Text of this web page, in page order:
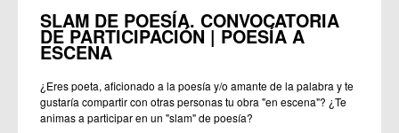
SLAM DE POESÍA. CONVOCATORIA
DE PARTICIPACIÓN | POESÍA A
ESCENA
¿Eres poeta, aficionado a la poesía y/o amante de la palabra y te
gustaría compartir con otras personas tu obra "en escena"? ¿Te
animas a participar en un "slam" de poesía?